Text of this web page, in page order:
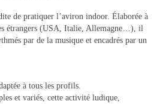
de pratiquer l’aviron indoor. Élaborée à
étrangers (USA, Italie, Allemagne…), il
par de la musique et encadrés par un
à tous les profils.
et variés, cette activité ludique,